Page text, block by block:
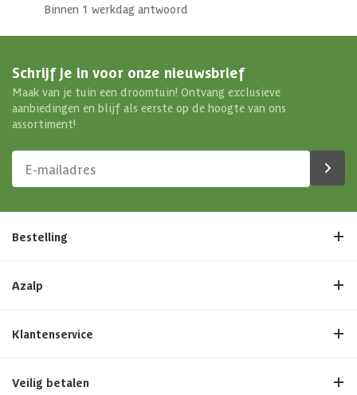
Binnen 1 werkdag antwoord
Schrijf je in voor onze nieuwsbrief
Maak van je tuin een droomtuin! Ontvang exclusieve
aanbiedingen en blijf als eerste op de hoogte van ons
assortiment!
Bestelling
Azalp
Klantenservice
Veilig betalen